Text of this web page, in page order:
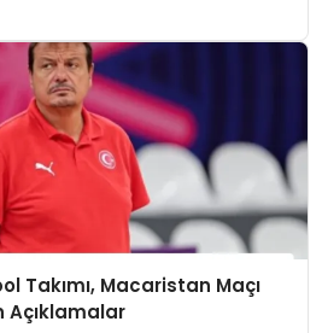
Takımı, Macaristan Maçı
Açıklamalar